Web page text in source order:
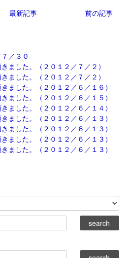
最新記事 前の記事
／３０
ました。（２０１２／７／２）
ました。（２０１２／７／２）
ました。（２０１２／６／１６）
ました。（２０１２／６／１５）
ました。（２０１２／６／１４）
ました。（２０１２／６／１３）
ました。（２０１２／６／１３）
ました。（２０１２／６／１３）
ました。（２０１２／６／１３）